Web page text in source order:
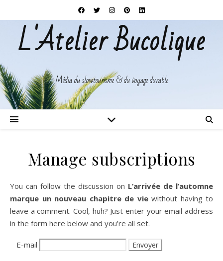
L'Atelier Bucolique
Média du slowtourisme & du voyage durable
Manage subscriptions
You can follow the discussion on L’arrivée de l’automne
marque un nouveau chapitre de viewithout having to
leave a comment. Cool, huh? Just enter your email address
in the form here below and you’re all set.
E-mail